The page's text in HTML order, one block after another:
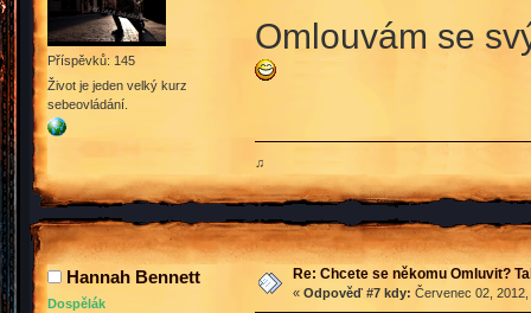
Příspěvků: 145
Život je jeden velký kurz
sebeovládání.
Omlouvám se
♫
Hannah Bennett
Dospělák
Re: Chcete se někomu Omluvit?
« Odpověď #7 kdy: Červenec 02,